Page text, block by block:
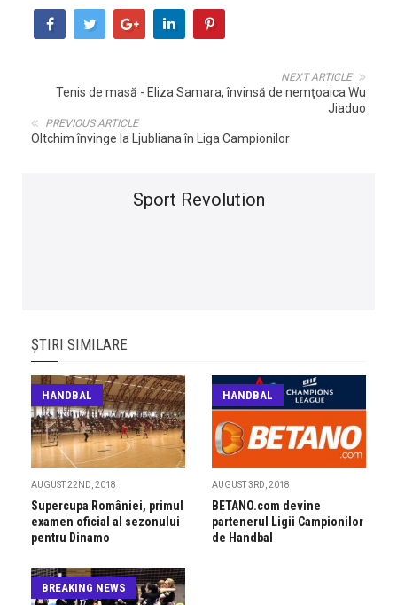
NEXT ARTICLE
Tenis de masă - Eliza Samara, învinsă de nemţoaica Wu
Jiaduo
PREVIOUS ARTICLE
Oltchim învinge la Ljubliana în Liga Campionilor
Sport Revolution
ȘTIRI SIMILARE
HANDBAL
AUGUST 22ND, 2018
Supercupa României, primul
examen oficial al sezonului
pentru Dinamo
HANDBAL
AUGUST 3RD, 2018
BETANO.com devine
partenerul Ligii Campionilor
de Handbal
BREAKING NEWS